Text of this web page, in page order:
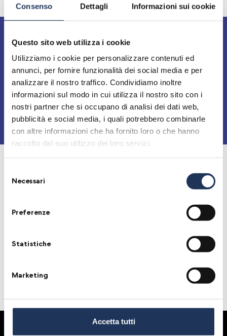
Consenso Dettagli Informazioni sui cookie
Questo sito web utilizza i cookie
Utilizziamo i cookie per personalizzare contenuti ed
annunci, per fornire funzionalità dei social media e per
analizzare il nostro traffico. Condividiamo inoltre
informazioni sul modo in cui utilizza il nostro sito con i
nostri partner che si occupano di analisi dei dati web,
pubblicità e social media, i quali potrebbero combinarle
con altre informazioni che ha fornito loro o che hanno
raccolto dal suo utilizzo dei loro servizi.
delNecessari
Preferenze
Statistiche
Marketing
Accetta tutti
Accedi alla Cartella Stampa e
scarica i materiali di Augusta ’24.
Il comunicato stampa, la
edizione.
Cartella stampa